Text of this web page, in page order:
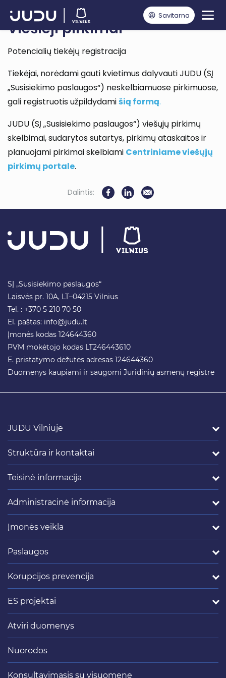
Savitarna
Viešieji pirkimai
Potencialių tiekėjų registracija
Tiekėjai, norėdami gauti kvietimus dalyvauti JUDU (SĮ
„Susisiekimo paslaugos“) neskelbiamuose pirkimuose,
gali registruotis užpildydamišią formą.
JUDU (SĮ „Susisiekimo paslaugos“) viešųjų pirkimų
skelbimai, sudarytos sutartys, pirkimų ataskaitos ir
planuojami pirkimai skelbiami Centriniame viešųjų
pirkimų portale.
Dalintis:
SĮ „Susisiekimo paslaugos“
Laisvės pr. 10A, LT–04215 Vilnius
Tel. : +370 5 210 70 50
El. paštas: info@judu.lt
Įmonės kodas 124644360
PVM mokėtojo kodas LT246443610
E. pristatymo dėžutės adresas 124644360
Duomenys kaupiami ir saugomi Juridinių asmenų registre
JUDU Vilniuje
Struktūra ir kontaktai
Teisinė informacija
Administracinė informacija
Įmonės veikla
Paslaugos
Korupcijos prevencija
ES projektai
Atviri duomenys
Nuorodos
Konsultavimasis su visuomene